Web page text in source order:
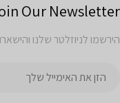
Our Newsletter
הירשמו לניוזלטר שלנו